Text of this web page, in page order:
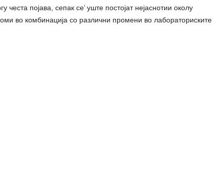
појава, сепак се’ уште постојат нејаснотии околу
во комбинација со различни промени во лабораториските